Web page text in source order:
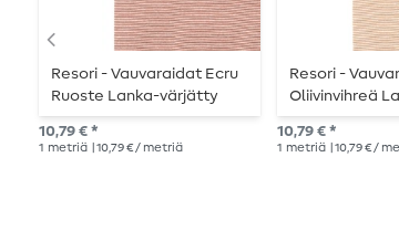
Resori - Vauvaraidat Ecru
Ruoste Lanka-värjätty
10,79 € *
1 metriä | 10,79 € / metriä
Resori -
Oliivinvihreä
värjätty
10,79 € *
1 metriä | 10,79 € /